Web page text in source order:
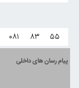
۰۸۱ ۸۳ ۵۵
پیام رسان های داخلی